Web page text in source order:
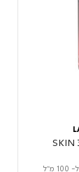
ל- 100 מ"ל